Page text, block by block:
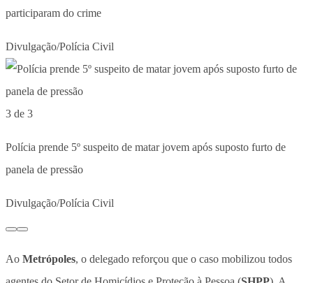
participaram do crime
Divulgação/Polícia Civil
3 de 3
Polícia prende 5º suspeito de matar jovem após suposto furto de
panela de pressão
Divulgação/Polícia Civil
Ao Metrópoles, o delegado reforçou que o caso mobilizou todos